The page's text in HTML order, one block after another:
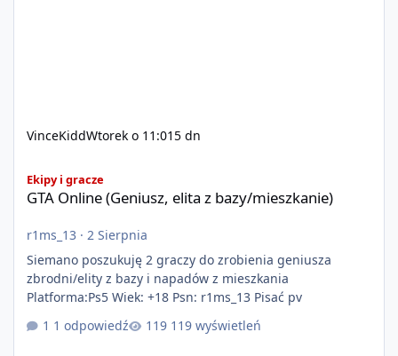
VinceKiddWtorek o 11:015 dn
Ekipy i gracze
GTA Online (Geniusz, elita z bazy/mieszkanie)
r1ms_13 · 2 Sierpnia
Siemano poszukuję 2 graczy do zrobienia geniusza
zbrodni/elity z bazy i napadów z mieszkania
Platforma:Ps5 Wiek: +18 Psn: r1ms_13 Pisać pv
1 odpowiedź
119 wyświetleń